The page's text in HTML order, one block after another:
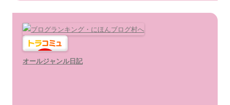
オールジャンル日記